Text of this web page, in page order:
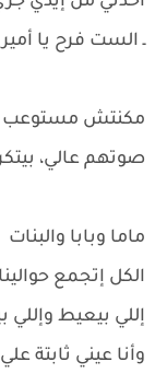
ـ الست فرح يا
مكنتش
صوتهم عالي،
ماما وبابا والبنات
الكل إتجمع حوالينا
إللي بيعيط وإللي
وأنا عيني ثابتة